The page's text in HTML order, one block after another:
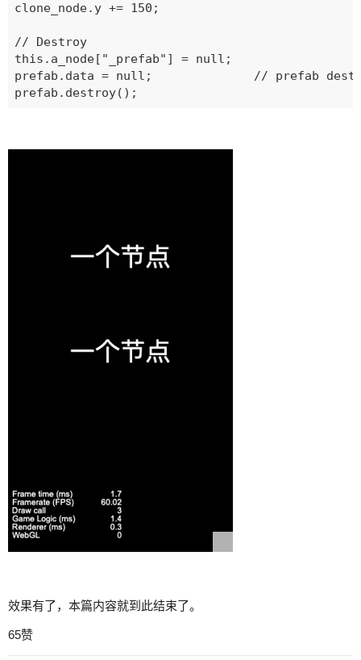
clone_node.y += 150;
// Destroy
this.a_node["_prefab"] = null;
prefab.data = null;              // prefab destroy 时
效果有了，本篇内容就到此结束了。
65赞